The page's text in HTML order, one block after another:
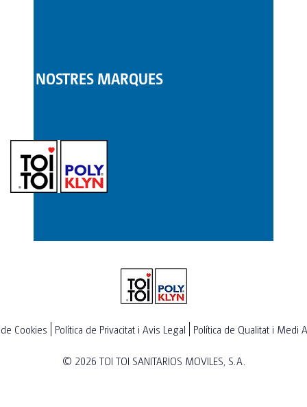
LES NOSTRES MARQUES
© 2026 TOI TOI SANITARIOS MOVILES, S.A.
Cookies Política de Privacitat i Avis Legal Política de Qualitat i Medi